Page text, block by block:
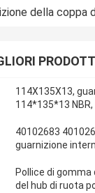
della coppa
114X135X13,
114*135*13
materiale delle
40102683
guarnizione
gomito di IVECO
Pollice di gomma
del hub di ruota